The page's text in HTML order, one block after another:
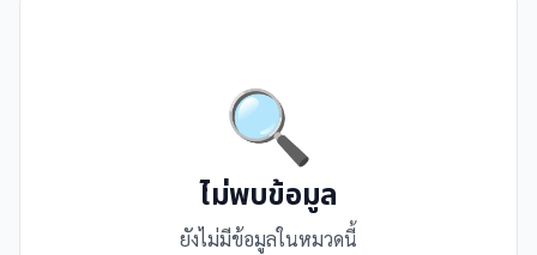
🔍
ไม่พบข้อมูล
ยังไม่มีข้อมูลในหมวดนี้